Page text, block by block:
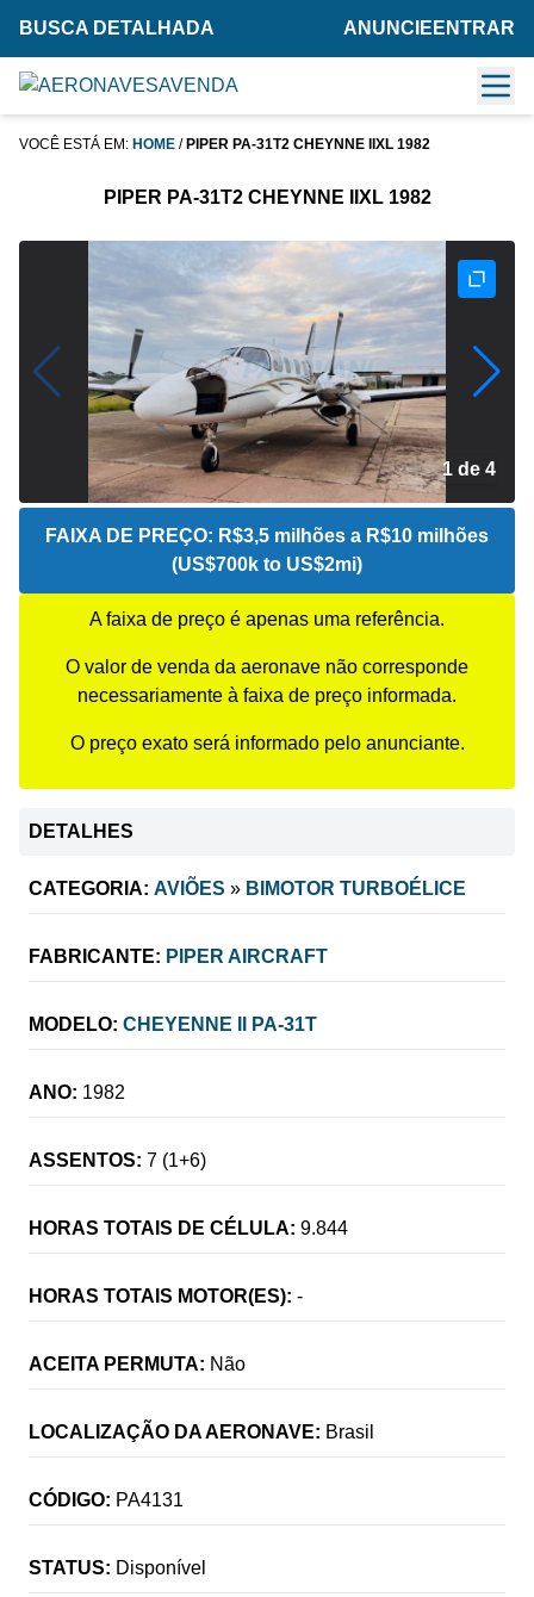
BUSCA DETALHADA ANUNCIE ENTRAR
VOCÊ ESTÁ EM: HOME / PIPER PA-31T2 CHEYNNE IIXL 1982
PIPER PA-31T2 CHEYNNE IIXL 1982
2 de 4
FAIXA DE PREÇO: R$3,5 milhões a R$10 milhões
(US$700k to US$2mi)
A faixa de preço é apenas uma referência.
O valor de venda da aeronave não corresponde
necessariamente à faixa de preço informada.
O preço exato será informado pelo anunciante.
DETALHES
CATEGORIA: AVIÕES » BIMOTOR TURBOÉLICE
FABRICANTE: PIPER AIRCRAFT
MODELO: CHEYENNE II PA-31T
ANO: 1982
ASSENTOS: 7 (1+6)
HORAS TOTAIS DE CÉLULA: 9.844
HORAS TOTAIS MOTOR(ES): -
ACEITA PERMUTA: Não
LOCALIZAÇÃO DA AERONAVE: Brasil
CÓDIGO: PA4131
STATUS: Disponível